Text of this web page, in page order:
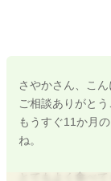
さやかさん、こん
ご相談ありがとう
もうすぐ11か月
ね。
とてもよく食べ